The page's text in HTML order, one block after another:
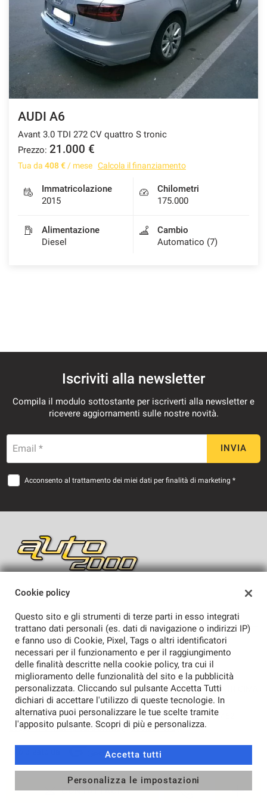
AUDI A6
Avant 3.0 TDI 272 CV quattro S tronic
Prezzo: 21.000 €
Tua da 408 € / mese Calcola il finanziamento
Immatricolazione
2015
Chilometri
175.000
Alimentazione
Diesel
Cambio
Automatico (7)
Iscriviti alla newsletter
Compila il modulo sottostante per iscriverti alla newsletter e
ricevere aggiornamenti sulle nostre novità.
Email * INVIA
Acconsento al trattamento dei miei dati per finalità di marketing *
CONTATTACI
SEDI
AZIENDA
Azienda
Contatti
TORNA IN CIMA
Copyright © 2026 Auto 2000 Srl - Lucca - P.IVA 01277540462 -
Leggi l'informativa sulla privacy- Cookie Policy
Cookie policy
Questo sito e gli strumenti di terze parti in esso integrati
trattano dati personali (es. dati di navigazione o indirizzi IP)
e fanno uso di Cookie, Pixel, Tags o altri identificatori
necessari per il funzionamento e per il raggiungimento
delle finalità descritte nella cookie policy, tra cui il
miglioramento delle funzionalità del sito e la pubblicità
personalizzata. Cliccando sul pulsante Accetta Tutti
dichiari di accettare l'utilizzo di queste tecnologie. In
alternativa puoi personalizzare le tue scelte tramite
l'apposito pulsante. Scopri di più e personalizza.
Accetta tutti
Personalizza le impostazioni
tracciamento
adottiamo
offrire
le
funzionalità
e
svolgere
le
attività
di
seguito
descritte.
Per
ottenere
maggiori
informazioni
alla
rivedere
le
tue
qualsiasi
Cookie delle preferenze
Cookie per il miglioramento dell'esperienza utente
Cookie analitici
Cookie di marketing
Leggi
cookie